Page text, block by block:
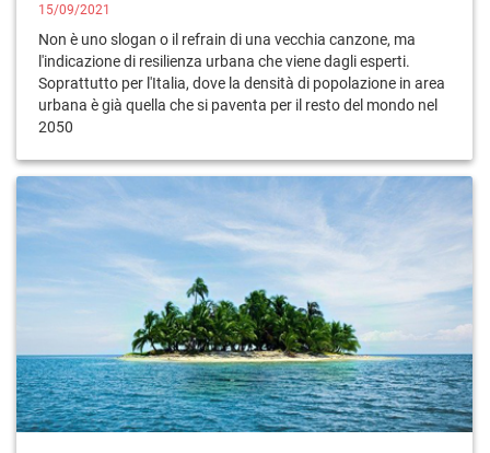
15/09/2021
Non è uno slogan o il refrain di una vecchia canzone, ma
l'indicazione di resilienza urbana che viene dagli esperti.
Soprattutto per l'Italia, dove la densità di popolazione in area
urbana è già quella che si paventa per il resto del mondo nel
2050